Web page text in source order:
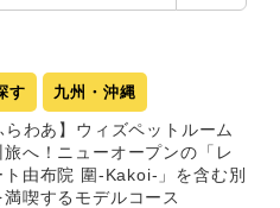
す 九州・沖縄
らわあ】ウィズペットルーム
へ！ニューオープンの「レ
ト由布院 圍-Kakoi-」を含む別
喫するモデルコース